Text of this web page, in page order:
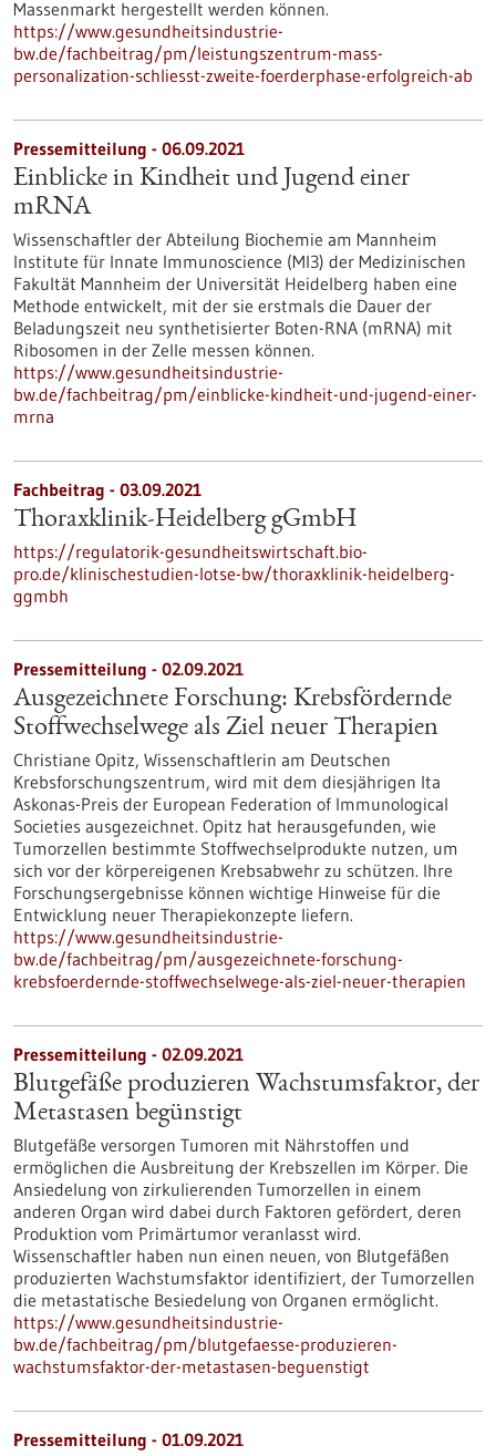
Massenmarkt hergestellt werden können.
https://www.gesundheitsindustrie-
bw.de/fachbeitrag/pm/leistungszentrum-mass-
personalization-schliesst-zweite-foerderphase-erfolgreich-ab
Pressemitteilung - 06.09.2021
Einblicke in Kindheit und Jugend einer
mRNA
Wissenschaftler der Abteilung Biochemie am Mannheim
Institute für Innate Immunoscience (MI3) der Medizinischen
Fakultät Mannheim der Universität Heidelberg haben eine
Methode entwickelt, mit der sie erstmals die Dauer der
Beladungszeit neu synthetisierter Boten-RNA (mRNA) mit
Ribosomen in der Zelle messen können.
https://www.gesundheitsindustrie-
bw.de/fachbeitrag/pm/einblicke-kindheit-und-jugend-einer-
mrna
Fachbeitrag - 03.09.2021
Thoraxklinik-Heidelberg gGmbH
https://regulatorik-gesundheitswirtschaft.bio-
pro.de/klinischestudien-lotse-bw/thoraxklinik-heidelberg-
ggmbh
Pressemitteilung - 02.09.2021
Ausgezeichnete Forschung: Krebsfördernde
Stoffwechselwege als Ziel neuer Therapien
Christiane Opitz, Wissenschaftlerin am Deutschen
Krebsforschungszentrum, wird mit dem diesjährigen Ita
Askonas-Preis der European Federation of Immunological
Societies ausgezeichnet. Opitz hat herausgefunden, wie
Tumorzellen bestimmte Stoffwechselprodukte nutzen, um
sich vor der körpereigenen Krebsabwehr zu schützen. Ihre
Forschungsergebnisse können wichtige Hinweise für die
Entwicklung neuer Therapiekonzepte liefern.
https://www.gesundheitsindustrie-
bw.de/fachbeitrag/pm/ausgezeichnete-forschung-
krebsfoerdernde-stoffwechselwege-als-ziel-neuer-therapien
Pressemitteilung - 02.09.2021
Blutgefäße produzieren Wachstumsfaktor, der
Metastasen begünstigt
Blutgefäße versorgen Tumoren mit Nährstoffen und
ermöglichen die Ausbreitung der Krebszellen im Körper. Die
Ansiedelung von zirkulierenden Tumorzellen in einem
anderen Organ wird dabei durch Faktoren gefördert, deren
Produktion vom Primärtumor veranlasst wird.
Wissenschaftler haben nun einen neuen, von Blutgefäßen
produzierten Wachstumsfaktor identifiziert, der Tumorzellen
die metastatische Besiedelung von Organen ermöglicht.
https://www.gesundheitsindustrie-
bw.de/fachbeitrag/pm/blutgefaesse-produzieren-
wachstumsfaktor-der-metastasen-beguenstigt
Pressemitteilung - 01.09.2021